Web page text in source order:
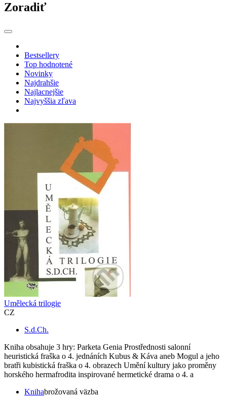
Zoradiť
Bestsellery
Top hodnotené
Novinky
Najdrahšie
Najlacnejšie
Najvyššia zľava
Umělecká trilogie
CZ
S.d.Ch.
Kniha obsahuje 3 hry: Parketa Genia Prostřednosti salonní
heuristická fraška o 4. jednáních Kubus & Káva aneb Mogul a jeho
bratři kubistická fraška o 4. obrazech Umění kultury jako proměny
horského hermafrodita inspirované hermetické drama o 4. a
Knihabrožovaná väzba